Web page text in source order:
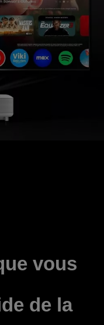
vous
de la